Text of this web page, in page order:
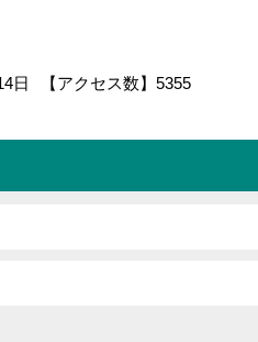
日 【アクセス数】 5355